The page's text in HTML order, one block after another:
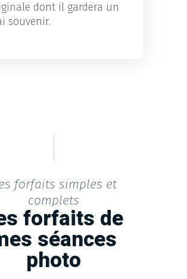
dont il gardera un
souvenir.
forfaits simples et
complets
forfaits de
séances
photo